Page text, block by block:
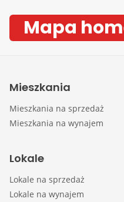
Mapa
Mieszkania
Mieszkania na sprzedaż
Mieszkania na wynajem
Lokale
Lokale na sprzedaż
Lokale na wynajem